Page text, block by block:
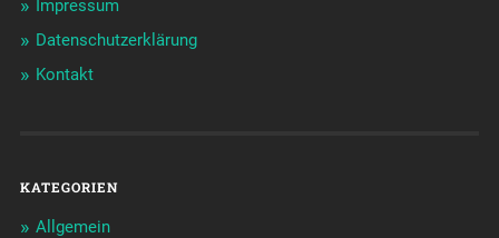
Impressum
Datenschutzerklärung
Kontakt
KATEGORIEN
Allgemein